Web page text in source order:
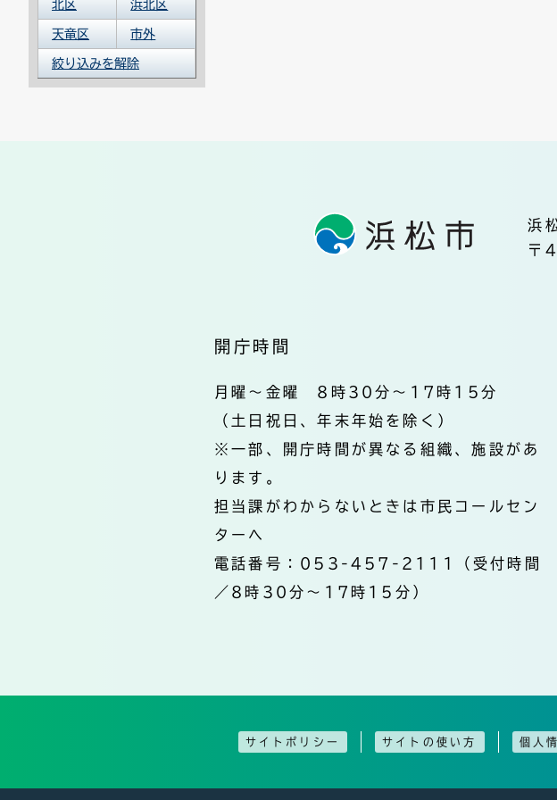
北区 浜北区
天竜区 市外
絞り込みを解除
浜
〒
開庁時間
月曜～金曜 8時30分～17時15分
（土日祝日、年末年始を除く）
※一部、開庁時間が異なる組織、施設があ
ります。
担当課がわからないときは市民コールセン
ターへ
電話番号：053-457-2111（受付時間
／8時30分～17時15分）
サイトポリシー サイトの使い方 個人